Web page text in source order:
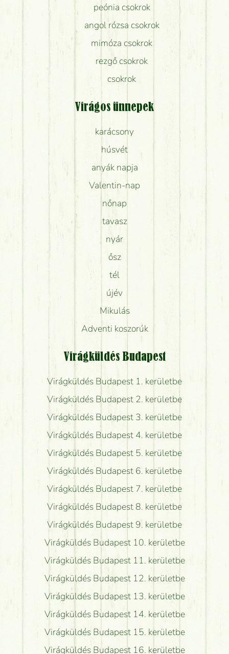
peónia csokrok
angol rózsa csokrok
mimóza csokrok
rezgő csokrok
csokrok
Virágos ünnepek
karácsony
húsvét
anyák napja
Valentin-nap
nőnap
tavasz
nyár
ősz
tél
újév
Mikulás
Adventi koszorúk
Virágküldés Budapest
Virágküldés Budapest 1. kerületbe
Virágküldés Budapest 2. kerületbe
Virágküldés Budapest 3. kerületbe
Virágküldés Budapest 4. kerületbe
Virágküldés Budapest 5. kerületbe
Virágküldés Budapest 6. kerületbe
Virágküldés Budapest 7. kerületbe
Virágküldés Budapest 8. kerületbe
Virágküldés Budapest 9. kerületbe
Virágküldés Budapest 10. kerületbe
Virágküldés Budapest 11. kerületbe
Virágküldés Budapest 12. kerületbe
Virágküldés Budapest 13. kerületbe
Virágküldés Budapest 14. kerületbe
Virágküldés Budapest 15. kerületbe
Virágküldés Budapest 16. kerületbe